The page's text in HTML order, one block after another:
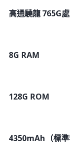
高通驍龍 765G
8G RAM
128G ROM
4350mAh（標準